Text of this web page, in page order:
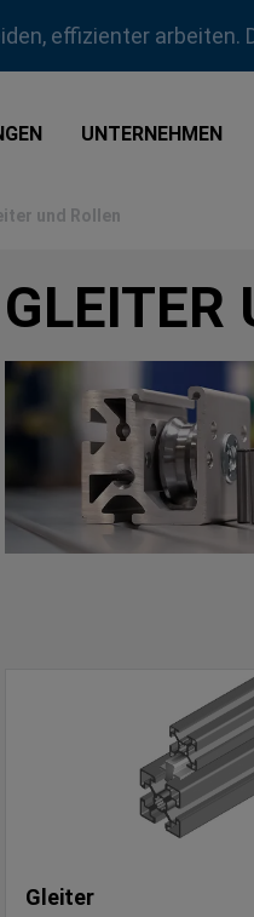
effizienter arbeiten.
UNTERNEHMEN
und Rollen
GLEITER
Gleiter